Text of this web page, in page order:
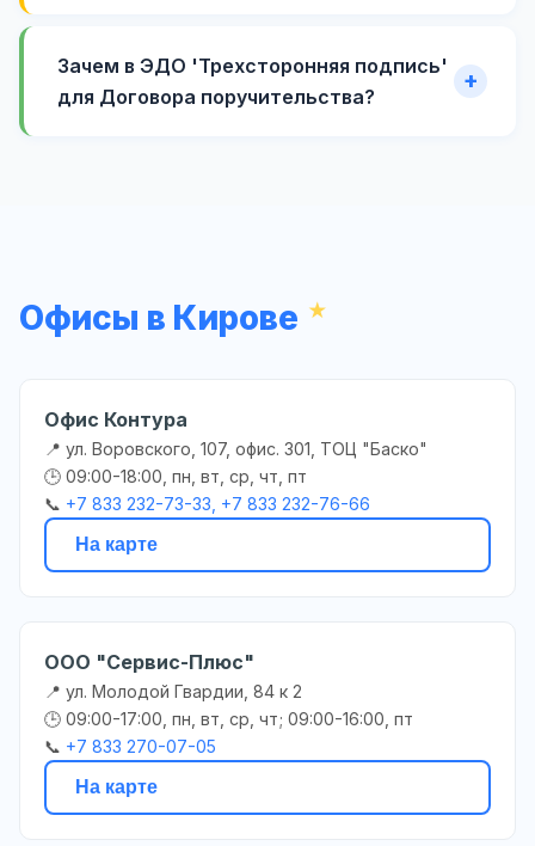
Зачем в ЭДО 'Трехсторонняя подпись'
для Договора поручительства?
Офисы в Кирове
Офис Контура
📍 ул. Воровского, 107, офис. 301, ТОЦ "Баско"
🕒 09:00-18:00, пн, вт, ср, чт, пт
📞 +7 833 232-73-33, +7 833 232-76-66
На карте
ООО "Сервис-Плюс"
📍 ул. Молодой Гвардии, 84 к 2
🕒 09:00-17:00, пн, вт, ср, чт; 09:00-16:00, пт
📞 +7 833 270-07-05
На карте